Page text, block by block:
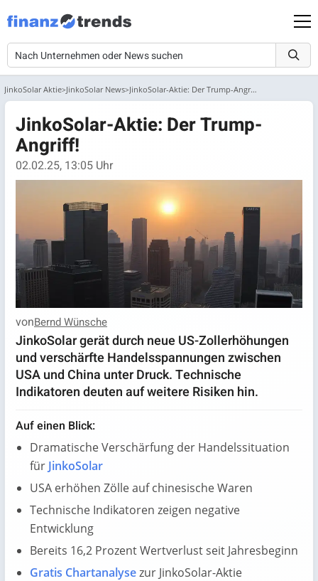
JinkoSolar Aktie JinkoSolar News JinkoSolar-Aktie: Der Trump-Angriff!
JinkoSolar-Aktie: Der Trump-
Angriff!
02.02.25, 13:05 Uhr
vonBernd Wünsche
JinkoSolar gerät durch neue US-Zollerhöhungen
und verschärfte Handelsspannungen zwischen
USA und China unter Druck. Technische
Indikatoren deuten auf weitere Risiken hin.
Auf einen Blick:
Dramatische Verschärfung der Handelssituation
für JinkoSolar
USA erhöhen Zölle auf chinesische Waren
Technische Indikatoren zeigen negative
Entwicklung
Bereits 16,2 Prozent Wertverlust seit Jahresbeginn
Gratis Chartanalysezur JinkoSolar-Aktie